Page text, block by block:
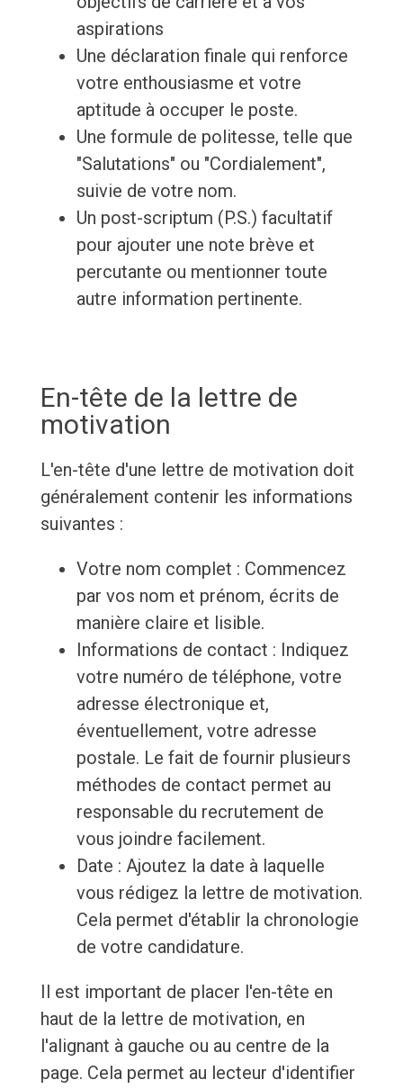
aspirations
Une déclaration finale qui renforce
votre enthousiasme et votre
aptitude à occuper le poste.
Une formule de politesse, telle que
"Salutations" ou "Cordialement",
suivie de votre nom.
Un post-scriptum (P.S.) facultatif
pour ajouter une note brève et
percutante ou mentionner toute
autre information pertinente.
En-tête de la lettre de
motivation
L'en-tête d'une lettre de motivation doit
généralement contenir les informations
suivantes :
Votre nom complet : Commencez
par vos nom et prénom, écrits de
manière claire et lisible.
Informations de contact : Indiquez
votre numéro de téléphone, votre
adresse électronique et,
éventuellement, votre adresse
postale. Le fait de fournir plusieurs
méthodes de contact permet au
responsable du recrutement de
vous joindre facilement.
Date : Ajoutez la date à laquelle
vous rédigez la lettre de motivation.
Cela permet d'établir la chronologie
de votre candidature.
Il est important de placer l'en-tête en
haut de la lettre de motivation, en
l'alignant à gauche ou au centre de la
page. Cela permet au lecteur d'identifier